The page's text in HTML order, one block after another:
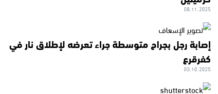
08.11.2025
إصابة رجل بجراح متوسطة جراء تعرضه لإطلاق نار في
كفرقرع
03.10.2025